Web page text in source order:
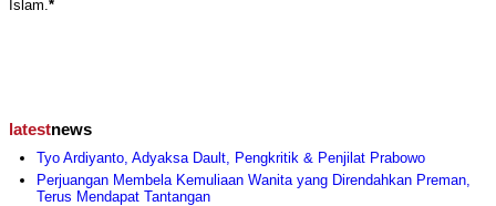
Islam.*
latestnews
Tyo Ardiyanto, Adyaksa Dault, Pengkritik & Penjilat Prabowo
Perjuangan Membela Kemuliaan Wanita yang Direndahkan Preman,
Terus Mendapat Tantangan